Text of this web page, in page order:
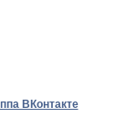
ВКонтакте